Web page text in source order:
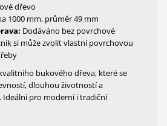
dřevo
1000 mm, průměr 49 mm
Dodáváno bez povrchové
si může zvolit vlastní povrchovou
bukového dřeva, které se
dlouhou životností a
Ideální pro moderní i tradiční